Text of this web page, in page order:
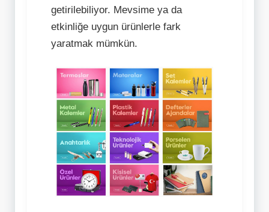
getirilebiliyor. Mevsime ya da
etkinliğe uygun ürünlerle fark
yaratmak mümkün.